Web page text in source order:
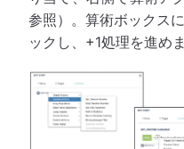
参照）。算術ボックス
ックし、+1処理を進め